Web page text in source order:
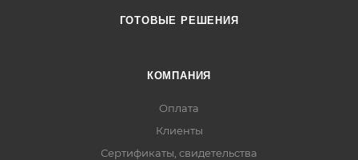
ГОТОВЫЕ РЕШЕНИЯ
КОМПАНИЯ
Оплата
Клиенты
Сертификаты, свидетельства